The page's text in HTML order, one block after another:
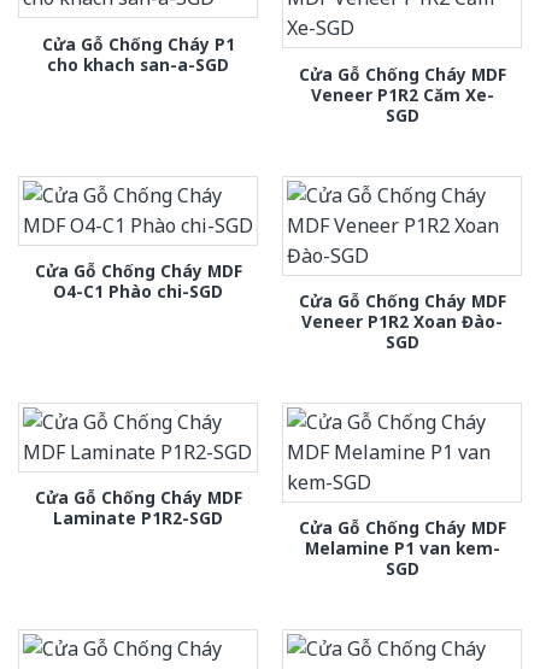
Cửa Gỗ Chống Cháy P1
cho khach san-a-SGD
Cửa Gỗ Chống Cháy MDF
Veneer P1R2 Căm Xe-
SGD
Cửa Gỗ Chống Cháy MDF
O4-C1 Phào chi-SGD
Cửa Gỗ Chống Cháy MDF
Veneer P1R2 Xoan Đào-
SGD
Cửa Gỗ Chống Cháy MDF
Laminate P1R2-SGD
Cửa Gỗ Chống Cháy MDF
Melamine P1 van kem-
SGD